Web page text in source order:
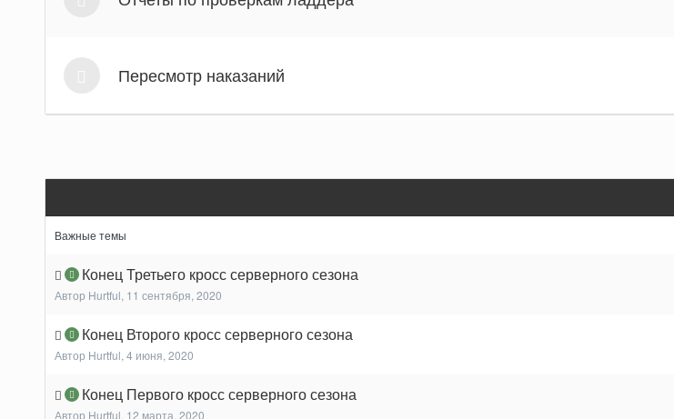
Пересмотр наказаний
Важные темы
Конец Третьего кросс серверного сезона
Автор Hurtful, 11 сентября, 2020
Конец Второго кросс серверного сезона
Автор Hurtful, 4 июня, 2020
Конец Первого кросс серверного сезона
Автор Hurtful, 12 марта, 2020